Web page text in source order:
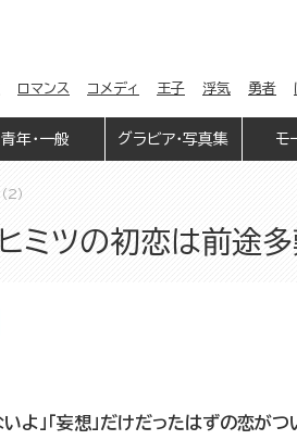
ロマンス コメディ 王子 浮気 勇者
青年・一般 グラビア・写真集 モ
）
ツの初恋は前途多
いよ」「妄想」だけだったはずの